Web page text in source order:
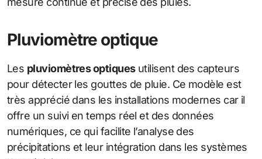
Pluviomètre optique
Les pluviomètres optiquesutilisent des capteurs
pour détecter les gouttes de pluie. Ce modèle est
très apprécié dans les installations modernes car il
offre un suivi en temps réel et des données
numériques, ce qui facilite l’analyse des
précipitations et leur intégration dans les systèmes